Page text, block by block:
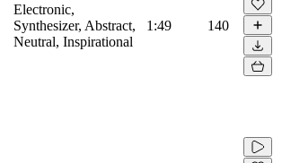
Electronic,
Synthesizer, Abstract,
Neutral, Inspirational
1:49 140